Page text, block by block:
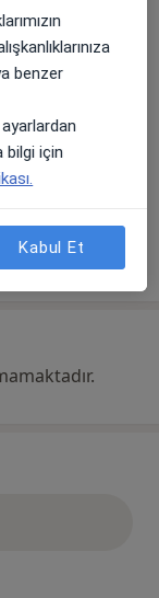
açılır
benzer
bilgi için
Kabul Et